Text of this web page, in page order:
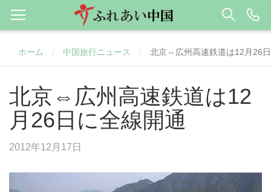
ホーム / 中国旅行ニュース / 北京⇔広州高速鉄道は12月26
北京⇔広州高速鉄道は12
月26日に全線開通
2012年12月17日